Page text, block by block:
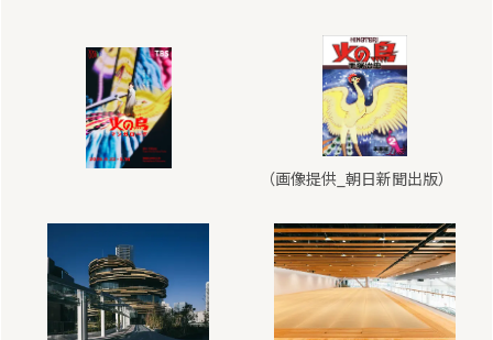
（画像提供_朝日新聞出版）